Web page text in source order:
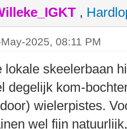
,
2025, 08:11 PM
lokale skeelerbaan
degelijk kom-
wielerpistes.
wel fijn